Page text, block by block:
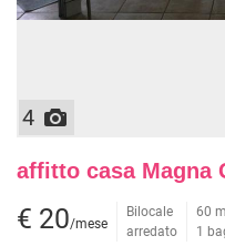
4
affitto casa Magna
€ 20/mese
Bilocale
arredato
60
1